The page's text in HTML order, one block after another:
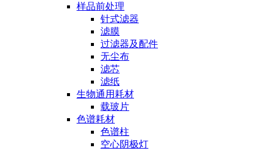
样品前处理
针式滤器
滤膜
过滤器及配件
无尘布
滤芯
滤纸
生物通用耗材
载玻片
色谱耗材
色谱柱
空心阴极灯